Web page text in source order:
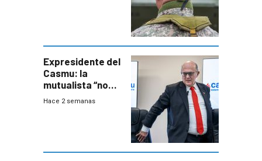
seguridad
Expresidente del
Casmu: la
mutualista “no
está para pagar”
Hace 2 semanas